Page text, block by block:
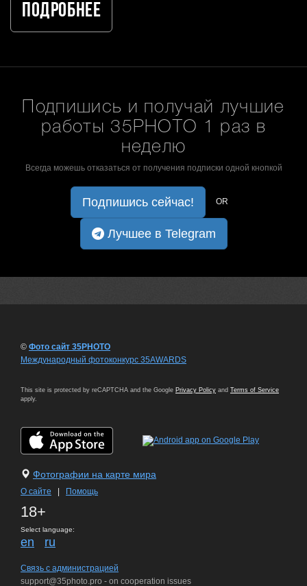
Подробнее
Подпишись и получай лучшие
работы 35PHOTO 1 раз в
неделю
Всегда можешь отказаться от получения подписки одной кнопкой
Подпишись сейчас! OR
Лучшее в Telegram
© Фото сайт 35PHOTO
Международный фотоконкурс 35AWARDS
This site is protected by reCAPTCHA and the Google Privacy Policy and Terms of Service
apply.
Фотографии на карте мира
О сайте | Помощь
18+
Select language:
en ru
Связь с администрацией
support@35photo.pro - on cooperation issues